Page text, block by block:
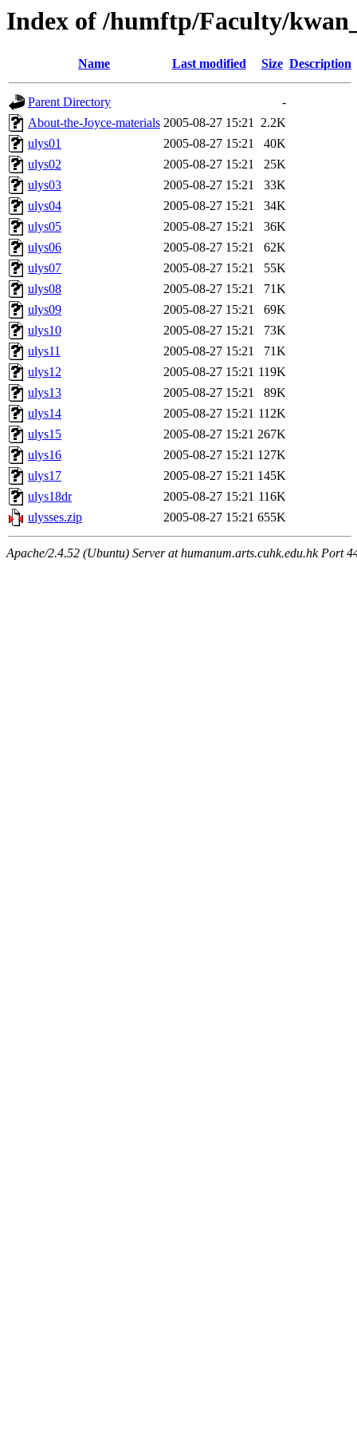
Index of /humftp/Faculty/
Name Last modified Size Description
Parent Directory
-
About-the-Joyce-materials 2005-08-27 15:21 2.2K
ulys01
2005-08-27 15:21
40K
ulys02
2005-08-27 15:21
25K
ulys03
2005-08-27 15:21
33K
ulys04
2005-08-27 15:21
34K
ulys05
2005-08-27 15:21
36K
ulys06
2005-08-27 15:21
62K
ulys07
2005-08-27 15:21
55K
ulys08
2005-08-27 15:21
71K
ulys09
2005-08-27 15:21
69K
ulys10
2005-08-27 15:21
73K
ulys11
2005-08-27 15:21
71K
ulys12
2005-08-27 15:21 119K
ulys13
2005-08-27 15:21
89K
ulys14
2005-08-27 15:21 112K
ulys15
2005-08-27 15:21 267K
ulys16
2005-08-27 15:21 127K
ulys17
2005-08-27 15:21 145K
ulys18dr
2005-08-27 15:21 116K
ulysses.zip
2005-08-27 15:21 655K
Apache/2.4.52 (Ubuntu) Server at humanum.arts.cuhk.edu.hk Port